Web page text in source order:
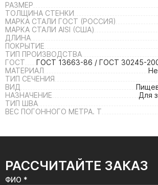
РАЗМЕР
ТОЛЩИНА СТЕНКИ
МАРКА СТАЛИ ГОСТ (РОССИЯ)
МАРКА СТАЛИ AISI (США)
ДЛИНА
ПОКРЫТИЕ
ТИП ПРОИЗВОДСТВА
ГОСТ
ГОСТ 13663-86 / ГОСТ 30245-
МАТЕРИАЛ
ТИП СЕЧЕНИЯ
ВИД
НАЗНАЧЕНИЕ
Для
ТИП ШВА
ВЕС ПОГОННОГО МЕТРА. Т
РАССЧИТАЙТЕ ЗАКАЗ
ФИО *